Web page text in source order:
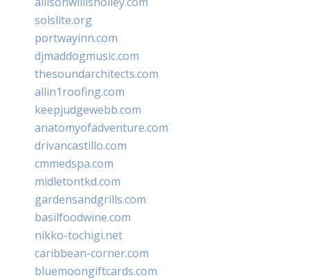
solslite.org
portwayinn.com
djmaddogmusic.com
thesoundarchitects.com
allin1roofing.com
keepjudgewebb.com
anatomyofadventure.com
drivancastillo.com
cmmedspa.com
midletontkd.com
gardensandgrills.com
basilfoodwine.com
nikko-tochigi.net
caribbean-corner.com
bluemoongiftcards.com